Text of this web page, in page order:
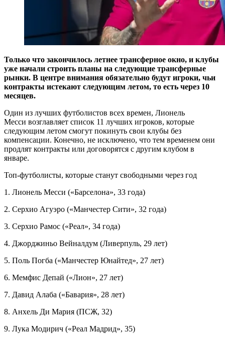
Только что закончилось летнее трансферное окно, и клубы
уже начали строить планы на следующие трансферные
рынки. В центре внимания обязательно будут игроки, чьи
контракты истекают следующим летом, то есть через 10
месяцев.
Один из лучших футболистов всех времен, Лионель
Месси возглавляет список 11 лучших игроков, которые
следующим летом смогут покинуть свои клубы без
компенсации. Конечно, не исключено, что тем временем они
продлят контракты или договорятся с другим клубом в
январе.
Топ-футболисты, которые станут свободными через год
1. Лионель Месси («Барселона», 33 года)
2. Серхио Агуэро («Манчестер Сити», 32 года)
3. Серхио Рамос («Реал», 34 года)
4. Джорджиньо Вейналдум (Ливерпуль, 29 лет)
5. Поль Погба («Манчестер Юнайтед», 27 лет)
6. Мемфис Депай («Лион», 27 лет)
7. Давид Алаба («Бавария», 28 лет)
8. Анхель Ди Мария (ПСЖ, 32)
9. Лука Модирич («Реал Мадрид», 35)